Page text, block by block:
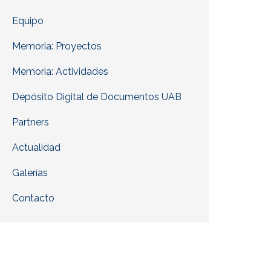
Equipo
Memoria: Proyectos
Memoria: Actividades
Depósito Digital de Documentos UAB
Partners
Actualidad
Galerías
Contacto